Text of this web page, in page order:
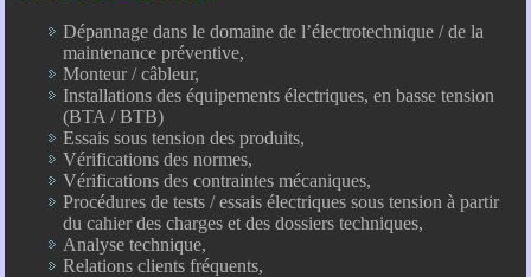
Dépannage dans le domaine de l’électrotechnique / de la
maintenance préventive,
Monteur / câbleur,
Installations des équipements électriques, en basse tension
(BTA / BTB)
Essais sous tension des produits,
Vérifications des normes,
Vérifications des contraintes mécaniques,
Procédures de tests / essais électriques sous tension à partir
du cahier des charges et des dossiers techniques,
Analyse technique,
Relations clients fréquents,